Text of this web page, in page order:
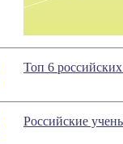
Топ 6
Российские